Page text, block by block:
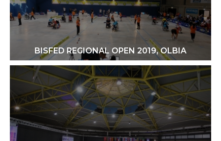
BISFED REGIONAL OPEN 2019, OLBIA